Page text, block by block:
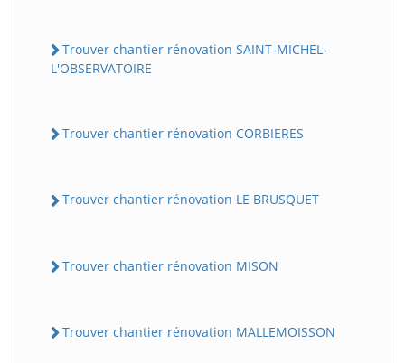
Trouver chantier rénovation SAINT-MICHEL-
L'OBSERVATOIRE
Trouver chantier rénovation CORBIERES
Trouver chantier rénovation LE BRUSQUET
Trouver chantier rénovation MISON
Trouver chantier rénovation MALLEMOISSON